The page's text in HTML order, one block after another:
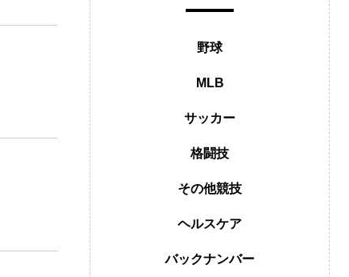
野球
MLB
サッカー
格闘技
その他競技
ヘルスケア
バックナンバー